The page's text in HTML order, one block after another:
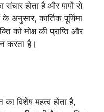
संचार होता है और पापों से
अनुसार, कार्तिक पूर्णिमा
को मोक्ष की प्राप्ति और
करता है।
का विशेष महत्व होता है,